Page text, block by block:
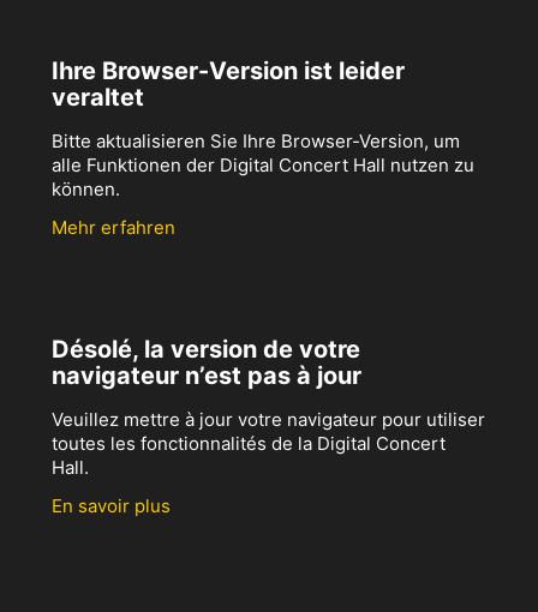
Ihre Browser-Version ist leider
veraltet
Bitte aktualisieren Sie Ihre Browser-Version, um
alle Funktionen der Digital Concert Hall nutzen zu
können.
Mehr erfahren
Désolé, la version de votre
navigateur n’est pas à jour
Veuillez mettre à jour votre navigateur pour utiliser
toutes les fonctionnalités de la Digital Concert
Hall.
En savoir plus